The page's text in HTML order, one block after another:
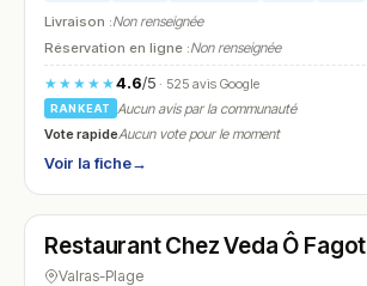
Livraison :Non renseignée
Réservation en ligne :Non renseignée
★★★★★4.6/5· 525 avis Google
RANKEAT
Aucun avis par la communauté
Vote rapideAucun vote pour le moment
Voir la fiche→
N° 6
Restaurant Chez Veda Ô Fagot
Valras-Plage